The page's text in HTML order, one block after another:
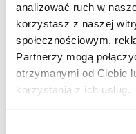
analizować ruch w
korzystasz z naszej
społecznościowym,
Partnerzy mogą
otrzymanymi od Ciebie
korzystania z ich usług.
otrzymają
średniorocznie aż o 15
Wdrożenie programu
zapewnić klientom
udzielać im rabaty,